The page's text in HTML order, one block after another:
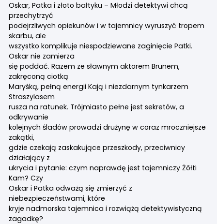
Oskar, Patka i złoto bałtyku – Młodzi detektywi chcą
przechytrzyć
podejrzliwych opiekunów i w tajemnicy wyruszyć tropem
skarbu, ale
wszystko komplikuje niespodziewane zaginięcie Patki.
Oskar nie zamierza
się poddać. Razem ze sławnym aktorem Brunem,
zakręconą ciotką
Maryśką, pełną energii Kają i niezdarnym tynkarzem
Straszylasem
rusza na ratunek. Trójmiasto pełne jest sekretów, a
odkrywanie
kolejnych śladów prowadzi drużynę w coraz mroczniejsze
zakątki,
gdzie czekają zaskakujące przeszkody, przeciwnicy
działający z
ukrycia i pytanie: czym naprawdę jest tajemniczy Żôłti
Kam? Czy
Oskar i Patka odważą się zmierzyć z
niebezpieczeństwami, które
kryje nadmorska tajemnica i rozwiążą detektywistyczną
zagadkę?